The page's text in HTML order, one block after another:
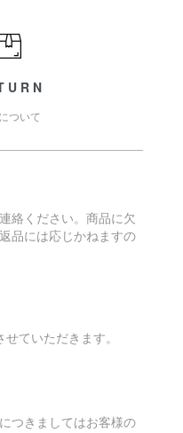
ついて
絡ください。商品に欠
品には応じかねますの
ていただきます。
つきましてはお客様の